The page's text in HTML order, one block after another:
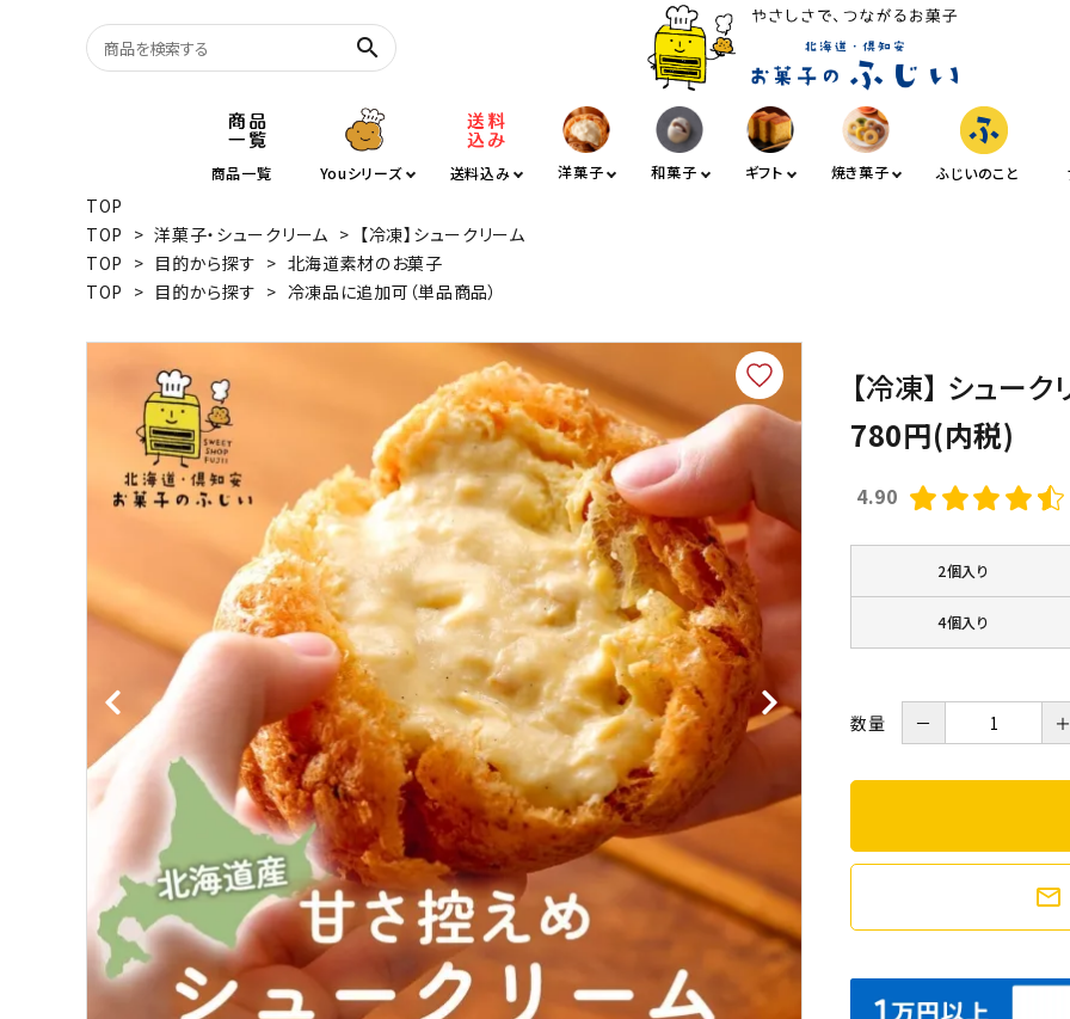
search
グルテンフリー
半月湖
商品一覧 Youシリーズ 送料込み 洋菓子 和菓子 ギフト 焼き菓子 ふじいのこと
TOP
TOP > 洋菓子・シュークリーム > 【冷凍】シュークリーム
TOP > 目的から探す > 北海道素材のお菓子
TOP > 目的から探す > 冷凍品に追加可（単品商品）
【冷凍】 シュ
780円(内税)
4.90
2個入り
4個入り
数量 －
mail_outline